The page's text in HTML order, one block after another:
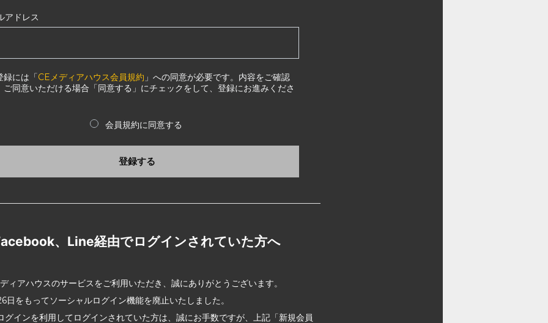
アドレス
録には「CEメディアハウス会員規約 」への同意が必要です。内容をご確認
ご同意いただける場合「同意する」にチェックをして、登録にお進みくださ
会員規約に同意する
登録する
、Line経由でログインされていた方へ
ィアハウスのサービスをご利用いただき、誠にありがとうございます。
日をもってソーシャルログイン機能を廃止いたしました。
グインを利用してログインされていた方は、誠にお手数ですが、上記「新規会員